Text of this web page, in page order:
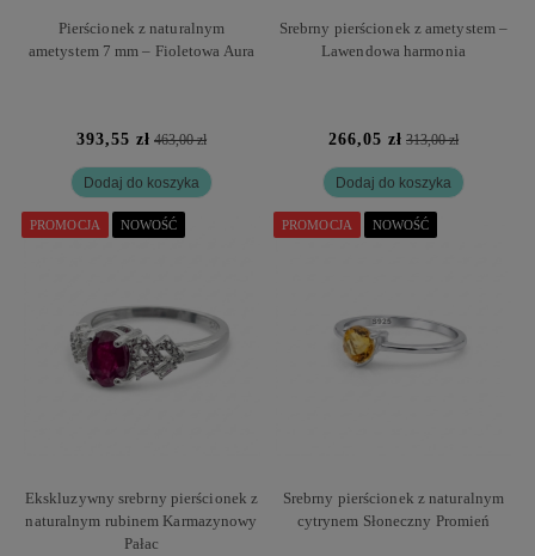
Pierścionek z naturalnym
ametystem 7 mm – Fioletowa Aura
393,55 zł 463,00 zł
Dodaj do koszyka
Srebrny pierścionek z ametystem –
Lawendowa harmonia
266,05 zł 313,00 zł
Dodaj do koszyka
Ekskluzywny srebrny pierścionek z
naturalnym rubinem Karmazynowy
Pałac
PROMOCJA NOWOŚĆ
Srebrny pierścionek z naturalnym
cytrynem Słoneczny Promień
PROMOCJA NOWOŚĆ